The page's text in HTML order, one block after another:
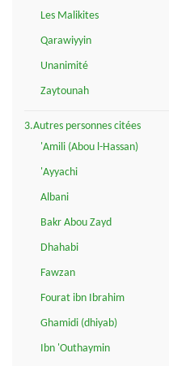
Les Malikites
Qarawiyyin
Unanimité
Zaytounah
3.Autres personnes citées
'Amili (Abou l-Hassan)
'Ayyachi
Albani
Bakr Abou Zayd
Dhahabi
Fawzan
Fourat ibn Ibrahim
Ghamidi (dhiyab)
Ibn 'Outhaymin